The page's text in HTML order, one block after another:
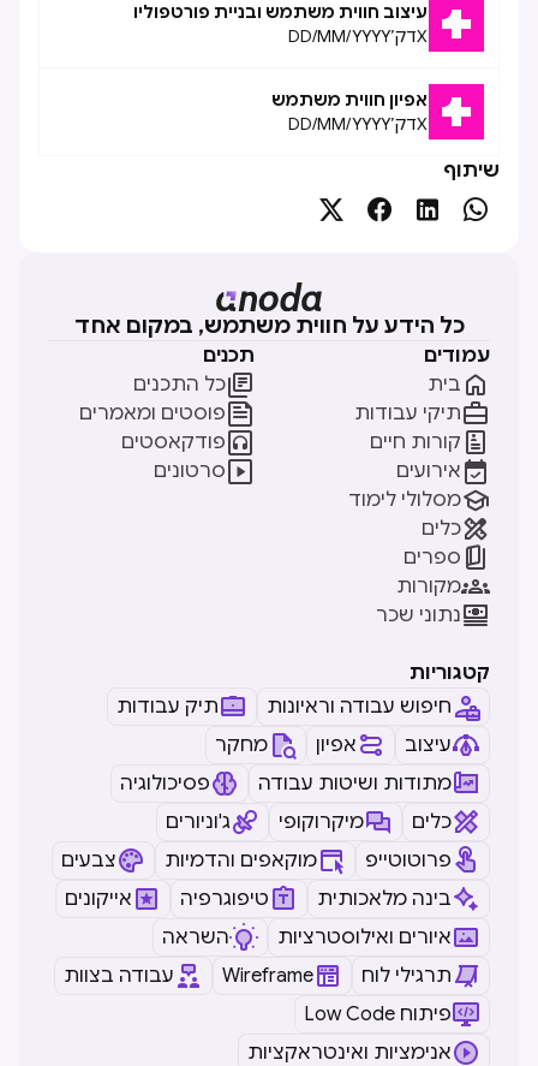
עיצוב חווית משתמש ובניית פורטפוליו
Xדק׳DD/MM/YYYY
אפיון חווית משתמש
Xדק׳DD/MM/YYYY
שיתוף




כל הידע על חווית משתמש, במקום אחד
עמודים
בית 
תיקי עבודות
קורות חיים 
אירועים 
מסלולי לימוד
כלים
ספרים 
מקורות
נתוני שכר
תכנים
כל התכנים
פוסטים ומאמרים
פודקאסטים
סרטונים
קטגוריות
חיפוש עבודה וראיונות
תיק עבודות
עיצוב
אפיון
מחקר
מתודות ושיטות עבודה
פסיכולוגיה
כלים
מיקרוקופי
ג'וניורים
פרוטוטייפ
מוקאפים והדמיות
צבעים
בינה מלאכותית
טיפוגרפיה
אייקונים
איורים ואילוסטרציות
השראה
תרגילי לוח
Wireframe
עבודה בצוות
Low Code פיתוח
אנימציות ואינטראקציות